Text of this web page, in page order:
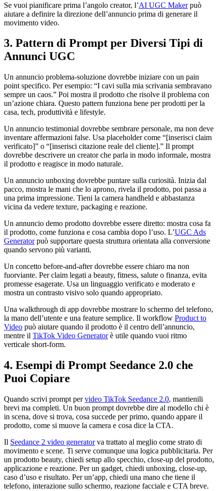
Se vuoi pianificare prima l’angolo creator, l’AI UGC Makerpuò
aiutare a definire la direzione dell’annuncio prima di generare il
movimento video.
3. Pattern di Prompt per Diversi Tipi di
Annunci UGC
Un annuncio problema-soluzione dovrebbe iniziare con un pain
point specifico. Per esempio: “I cavi sulla mia scrivania sembravano
sempre un caos.” Poi mostra il prodotto che risolve il problema con
un’azione chiara. Questo pattern funziona bene per prodotti per la
casa, tech, produttività e lifestyle.
Un annuncio testimonial dovrebbe sembrare personale, ma non deve
inventare affermazioni false. Usa placeholder come “[inserisci claim
verificato]” o “[inserisci citazione reale del cliente].” Il prompt
dovrebbe descrivere un creator che parla in modo informale, mostra
il prodotto e reagisce in modo naturale.
Un annuncio unboxing dovrebbe puntare sulla curiosità. Inizia dal
pacco, mostra le mani che lo aprono, rivela il prodotto, poi passa a
una prima impressione. Tieni la camera handheld e abbastanza
vicina da vedere texture, packaging e reazione.
Un annuncio demo prodotto dovrebbe essere diretto: mostra cosa fa
il prodotto, come funziona e cosa cambia dopo l’uso. L’UGC Ads
Generatorpuò supportare questa struttura orientata alla conversione
quando servono più varianti.
Un concetto before-and-after dovrebbe essere chiaro ma non
fuorviante. Per claim legati a beauty, fitness, salute o finanza, evita
promesse esagerate. Usa un linguaggio verificato e moderato e
mostra un contrasto visivo solo quando appropriato.
Una walkthrough di app dovrebbe mostrare lo schermo del telefono,
la mano dell’utente e una feature semplice. Il workflow Product to
Video può aiutare quando il prodotto è il centro dell’annuncio,
mentre il TikTok Video Generatorè utile quando vuoi ritmo
verticale short-form.
4. Esempi di Prompt Seedance 2.0 che
Puoi Copiare
Quando scrivi prompt pervideo TikTok Seedance 2.0, mantienili
brevi ma completi. Un buon prompt dovrebbe dire al modello chi è
in scena, dove si trova, cosa succede per primo, quando appare il
prodotto, come si muove la camera e cosa dice la CTA.
Il Seedance 2 video generatorva trattato al meglio come strato di
movimento e scene. Ti serve comunque una logica pubblicitaria. Per
un prodotto beauty, chiedi setup allo specchio, close-up del prodotto,
applicazione e reazione. Per un gadget, chiedi unboxing, close-up,
caso d’uso e risultato. Per un’app, chiedi una mano che tiene il
telefono, interazione sullo schermo, reazione facciale e CTA breve.